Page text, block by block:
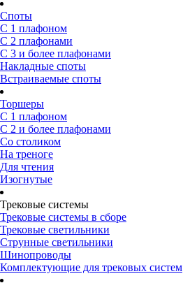
Споты
С 1 плафоном
С 2 плафонами
С 3 и более плафонами
Накладные споты
Встраиваемые споты
Торшеры
С 1 плафоном
С 2 и более плафонами
Со столиком
На треноге
Для чтения
Изогнутые
Трековые системы
Трековые системы в сборе
Трековые светильники
Струнные светильники
Шинопроводы
Комплектующие для трековых систем